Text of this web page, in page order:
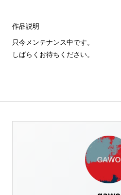
作品説明
只今メンテナンス中です。
しばらくお待ちください。